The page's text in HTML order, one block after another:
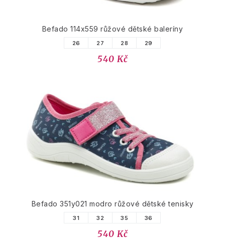
Befado 114x559 růžové dětské baleríny
26 27 28 29
540 Kč
Befado 351y021 modro růžové dětské tenisky
31 32 35 36
540 Kč